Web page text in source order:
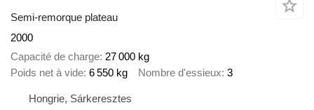
Semi-remorque plateau
2000
Capacité de charge 27 000 kg
Poids net à vide 6 550 kg Nombre d'essieux 3
Hongrie, Sárkeresztes